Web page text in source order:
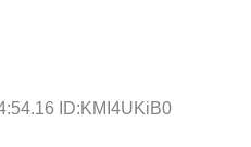
ID:KMI4UKiB0